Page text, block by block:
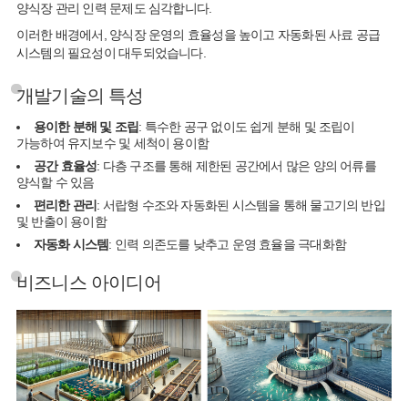
양식장 관리 인력 문제도 심각합니다.
이러한 배경에서, 양식장 운영의 효율성을 높이고 자동화된 사료 공급
시스템의 필요성이 대두되었습니다.
개발기술의 특성
용이한 분해 및 조립: 특수한 공구 없이도 쉽게 분해 및 조립이
가능하여 유지보수 및 세척이 용이함
공간 효율성: 다층 구조를 통해 제한된 공간에서 많은 양의 어류를
양식할 수 있음
편리한 관리 : 서랍형 수조와 자동화된 시스템을 통해 물고기의 반입
및 반출이 용이함
자동화 시스템: 인력 의존도를 낮추고 운영 효율을 극대화함
비즈니스 아이디어